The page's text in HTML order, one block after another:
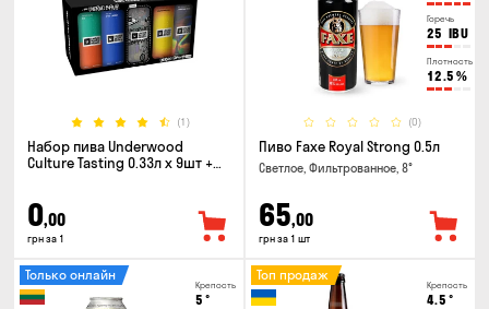
(1)
Набор пива Underwood
Culture Tasting 0.33л x 9шт +
0,00
грн за 1
Горечь
25 IBU
Плотность
12.5 %
(0)
Пиво Faxe Royal Strong 0.5л
Светлое, Фильтрованное, 8°
65,00
грн за 1 шт
Крепость
5 °
Только онлайн
Крепость
4.5 °
Топ продаж